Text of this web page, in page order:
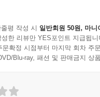
평 작성 시 일반회원 50원, 마니
한 리뷰만 YES포인트 지급됩니
문확정 시점부터 마지막 회차 주
Blu-ray, 패션 및 판매금지 상